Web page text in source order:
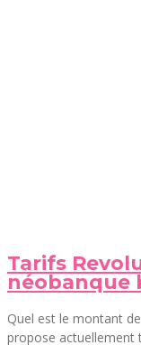
Tarifs
néobanque
Quel est le montant
propose actuellement